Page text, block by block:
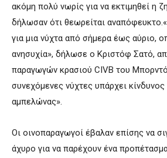
ακόμη πολύ νωρίς για να εκτιμηθεί η
δήλωσαν ότι θεωρείται
για μια νύχτα από σήμερα έως αύριο,
ανησυχία», δήλωσε ο Κριστόφ Σατό,
παραγωγών κρασιού CIVB του
συνεχόμενες νύχτες υπάρχει
αμπελώνας».
Οι οινοπαραγωγοί έβαλαν επίσης να
άχυρο για να παρέχουν ένα